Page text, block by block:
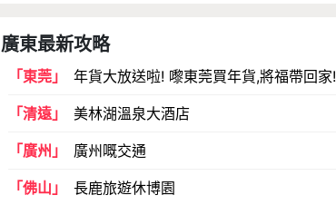
廣東最新攻略
「東莞」 年貨大放送啦! 嚟東莞買年貨,將福帶回家!
「清遠」 美林湖溫泉大酒店
「廣州」 廣州嘅交通
「佛山」 長鹿旅遊休博園